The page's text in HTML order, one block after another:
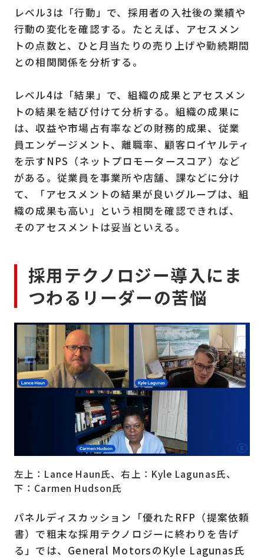
レベル3は「行動」で、採用者の入社後の業績や
行動の変化を確認する。たとえば、アセスメン
トの点数と、ひと月当たりの売り上げや勤続期間
との相関関係を分析する。
レベル4は「結果」で、組織の成果とアセスメン
トの結果を結び付けて分析する。組織の成果に
は、収益や市場占有率などの財務的成果、従業
員エンゲージメント、離職率、顧客ロイヤルティ
を示すNPS（ネットプロモータースコア）など
がある。従業員を事業所や店舗、課などに分け
て、「アセスメントの結果が良いグループは、組
織の成果も高い」という相関を確認できれば、
そのアセスメントは妥当といえる。
採用テクノロジー導入にま
つわるリーダーの苦悩
左上：Lance Haun氏、右上：Kyle Lagunas氏、
下：Carmen Hudson氏
パネルディスカッション「優れたRFP（提案依頼
書）で粗末な採用テクノロジーに終わりを告げ
る」では、General MotorsのKyle Lagunas氏